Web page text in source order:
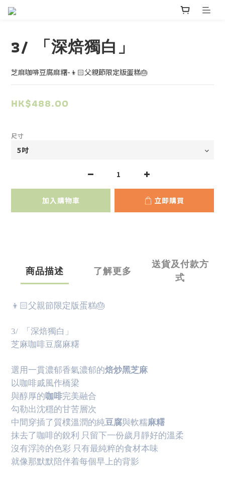
3/ 「深焙獨白」
芝麻咖啡豆腐麻糬-👦🏻父親節限定版蛋糕🎂
HK$488.00
尺寸
加入購物車 立即購買
商品描述 了解更多
送貨及付款方
式
👦🏻父親節限定版蛋糕🎂
3/
「深焙獨白」
芝麻咖啡豆腐麻糬
選用一貫濃郁香氣濃郁的焙炒黑芝麻
以咖啡戚風作橋梁
與醇厚的咖啡完美融合
勾勒出沈穩的甘苦層次
中間穿插了質樸溫潤的純豆腐與軟糯麻糬
抹去了咖啡的銳利 只留下一份歲月靜好的溫柔
沒有浮誇的色彩 只有最純粹的食材本味
就像那默默陪伴着每個早上的背影